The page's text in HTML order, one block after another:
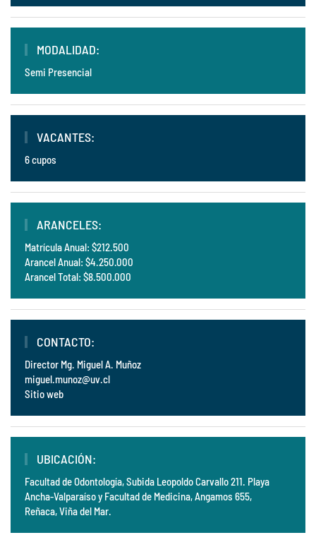
MODALIDAD:
Semi Presencial
VACANTES:
6 cupos
ARANCELES:
Matrícula Anual: $212.500
Arancel Anual: $4.250.000
Arancel Total: $8.500.000
CONTACTO:
Director Mg. Miguel A. Muñoz
miguel.munoz@uv.cl
Sitio web
UBICACIÓN:
Facultad de Odontología, Subida Leopoldo Carvallo 211. Playa
Ancha-Valparaíso y Facultad de Medicina, Angamos 655,
Reñaca, Viña del Mar.